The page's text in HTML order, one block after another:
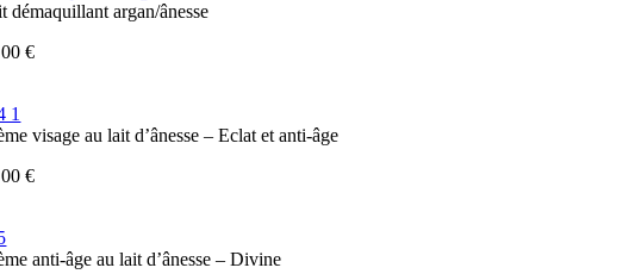
démaquillant argan/ânesse
€
visage au lait d’ânesse – Eclat et anti-âge
€
anti-âge au lait d’ânesse – Divine